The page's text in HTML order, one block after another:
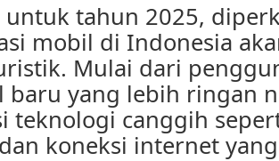
untuk tahun 2025,
mobil di Indonesia
Mulai dari
baru yang lebih ringan
teknologi canggih
koneksi internet